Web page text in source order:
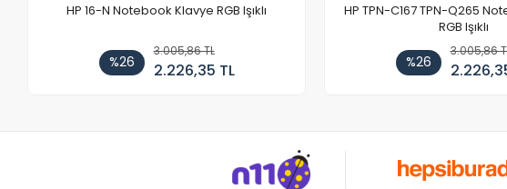
HP 16-N Notebook Klavye RGB Işıklı
%26
3.005,86 TL
2.226,35 TL
HP TPN-C167 TPN-Q265
RGB Işıklı
%26
3.005,86